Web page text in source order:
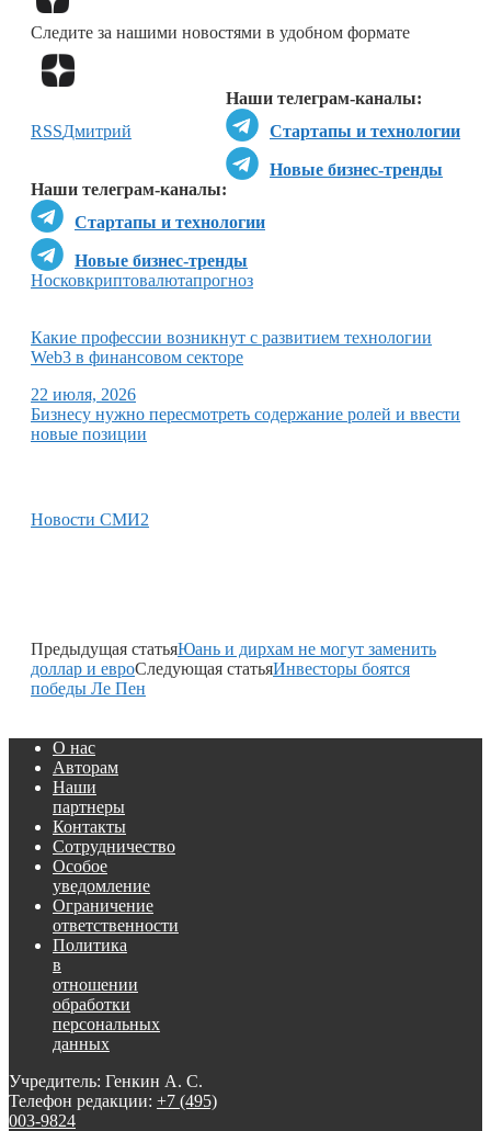
Следите за нашими новостями в удобном формате
Наши телеграм-каналы:
Стартапы и технологии
Новые бизнес-тренды
Наши телеграм-каналы:
Стартапы и технологии
Новые бизнес-тренды
RSSДмитрий
Носковкриптовалютапрогноз
Какие профессии возникнут с развитием технологии
Web3 в финансовом секторе
22 июля, 2026
Бизнесу нужно пересмотреть содержание ролей и ввести
новые позиции
Новости СМИ2
Предыдущая статьяЮань и дирхам не могут заменить
доллар и евроСледующая статьяИнвесторы боятся
победы Ле Пен
О нас
Авторам
Наши
партнеры
Контакты
Сотрудничество
Особое
уведомление
Ограничение
ответственности
Политика
в
отношении
обработки
персональных
данных
Учредитель: Генкин А. С.
Телефон редакции: +7 (495)
003-9824